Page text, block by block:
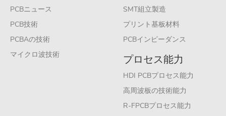
PCBニュース
PCB技術
PCBAの技術
マイクロ波技術
SMT組立製造
プリント基板材料
PCBインピーダンス
プロセス能力
HDI PCBプロセス能力
高周波板の技術能力
R-FPCBプロセス能力